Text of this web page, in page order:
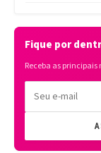
Fique por
Receba as